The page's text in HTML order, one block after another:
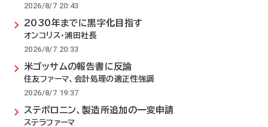
2026/8/7 20:43
2030年までに黒字化目指す
オンコリス・浦田社長
2026/8/7 20:33
米ゴッサムの報告書に反論
住友ファーマ、会計処理の適正性強調
2026/8/7 19:37
ステボロニン、製造所追加の一変申請
ステラファーマ